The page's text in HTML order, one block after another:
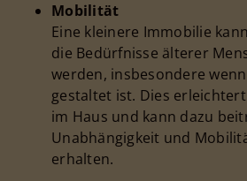
Mobilität
Eine kleinere Immobilie
die Bedürfnisse älterer
werden, insbesondere
gestaltet ist. Dies
im Haus und kann dazu
Unabhängigkeit und
erhalten.